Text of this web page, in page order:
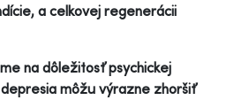
a celkovej regenerácii
na dôležitosť psychickej
môžu výrazne zhoršiť